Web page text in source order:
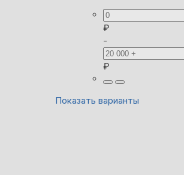
₽
-
₽
Показать варианты